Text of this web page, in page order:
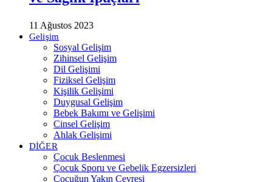
11 Ağustos 2023
Gelişim
Sosyal Gelişim
Zihinsel Gelişim
Dil Gelişimi
Fiziksel Gelişim
Kişilik Gelişimi
Duygusal Gelişim
Bebek Bakımı ve Gelişimi
Cinsel Gelişim
Ahlak Gelişimi
DİĞER
Çocuk Beslenmesi
Çocuk Sporu ve Gebelik Egzersizleri
Çocuğun Yakın Çevresi